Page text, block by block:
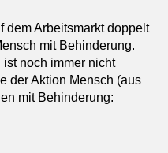
dem Arbeitsmarkt doppelt
mit Behinderung.
noch immer nicht
der Aktion Mensch (aus
mit Behinderung: